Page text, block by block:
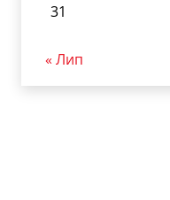
31
« Лип